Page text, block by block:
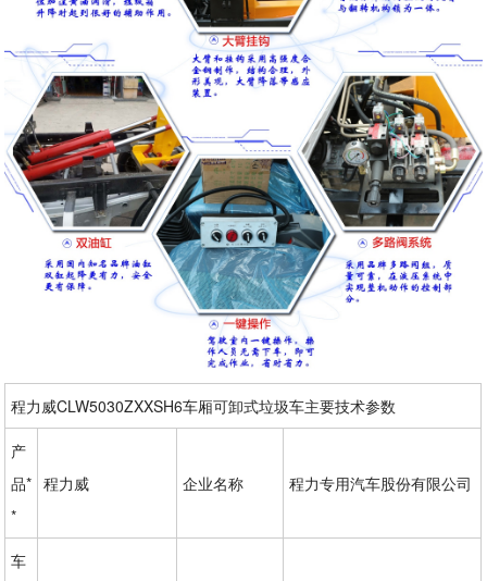
程力威CLW5030ZXXSH6车厢可卸式垃圾车主要技术参数
产
品*
*
程力威 企业名称 程力专用汽车股份有限公司
车